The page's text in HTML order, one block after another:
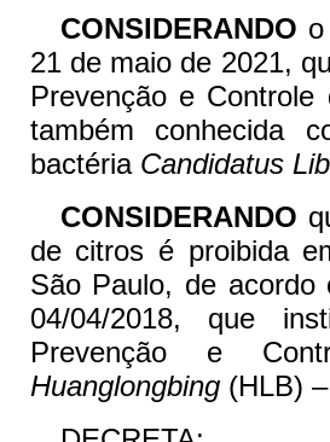
CONSIDERANDO
21 de maio de 2021,
Prevenção e
também conhecida
bactéria Candidatus
CONSIDERANDO
de citros é proibida
São Paulo, de
04/04/2018, que
Prevenção e
Huanglongbing (HLB)